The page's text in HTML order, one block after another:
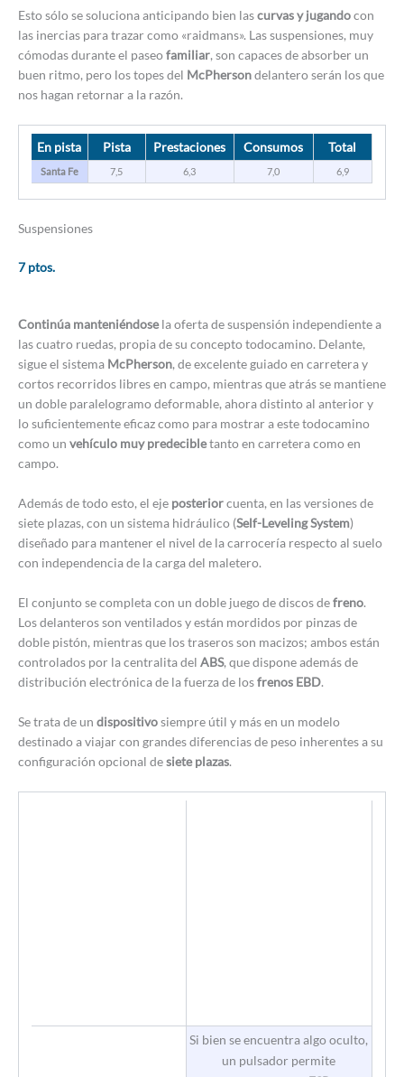
Esto sólo se soluciona anticipando bien lascurvas y jugandocon
las inercias para trazar como «raidmans». Las suspensiones, muy
cómodas durante el paseofamiliar, son capaces de absorber un
buen ritmo, pero los topes del McPhersondelantero serán los que
nos hagan retornar a la razón.
En pista Pista Prestaciones Consumos Total
Santa Fe 7,5 6,3 7,0 6,9
Suspensiones
7 ptos.
Continúa manteniéndosela oferta de suspensión independiente a
las cuatro ruedas, propia de su concepto todocamino. Delante,
sigue el sistema McPherson, de excelente guiado en carretera y
cortos recorridos libres en campo, mientras que atrás se mantiene
un doble paralelogramo deformable, ahora distinto al anterior y
lo suficientemente eficaz como para mostrar a este todocamino
como un vehículo muy predecibletanto en carretera como en
campo.
Además de todo esto, el eje posteriorcuenta, en las versiones de
siete plazas, con un sistema hidráulico (Self-Leveling System)
diseñado para mantener el nivel de la carrocería respecto al suelo
con independencia de la carga del maletero.
El conjunto se completa con un doble juego de discos defreno.
Los delanteros son ventilados y están mordidos por pinzas de
doble pistón, mientras que los traseros son macizos; ambos están
controlados por la centralita del ABS, que dispone además de
distribución electrónica de la fuerza de losfrenos EBD.
Se trata de un dispositivosiempre útil y más en un modelo
destinado a viajar con grandes diferencias de peso inherentes a su
configuración opcional desiete plazas.
Si bien se encuentra algo oculto,
un pulsador permite